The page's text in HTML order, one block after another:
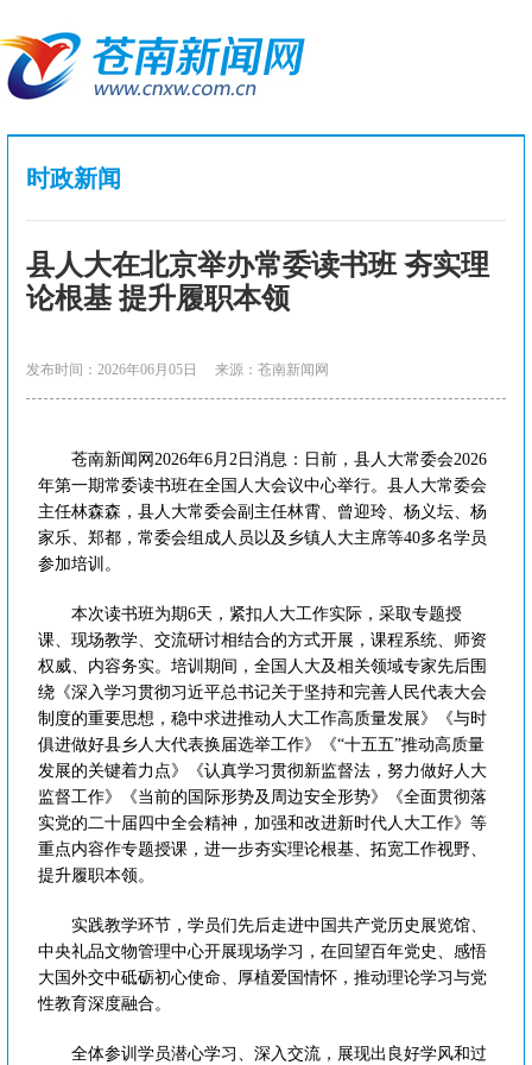
时政新闻
县人大在北京举办常委读书班 夯实理
论根基 提升履职本领
发布时间：2026年06月05日 来源：苍南新闻网
苍南新闻网2026年6月2日消息：日前，县人大常委会2026
年第一期常委读书班在全国人大会议中心举行。县人大常委会
主任林森森，县人大常委会副主任林霄、曾迎玲、杨义坛、杨
家乐、郑都，常委会组成人员以及乡镇人大主席等40多名学员
参加培训。
本次读书班为期6天，紧扣人大工作实际，采取专题授
课、现场教学、交流研讨相结合的方式开展，课程系统、师资
权威、内容务实。培训期间，全国人大及相关领域专家先后围
绕《深入学习贯彻习近平总书记关于坚持和完善人民代表大会
制度的重要思想，稳中求进推动人大工作高质量发展》《与时
俱进做好县乡人大代表换届选举工作》《“十五五”推动高质量
发展的关键着力点》《认真学习贯彻新监督法，努力做好人大
监督工作》《当前的国际形势及周边安全形势》《全面贯彻落
实党的二十届四中全会精神，加强和改进新时代人大工作》等
重点内容作专题授课，进一步夯实理论根基、拓宽工作视野、
提升履职本领。
实践教学环节，学员们先后走进中国共产党历史展览馆、
中央礼品文物管理中心开展现场学习，在回望百年党史、感悟
大国外交中砥砺初心使命、厚植爱国情怀，推动理论学习与党
性教育深度融合。
全体参训学员潜心学习、深入交流，展现出良好学风和过